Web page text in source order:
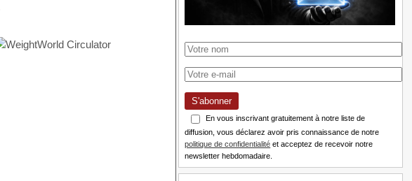
S'abonner
En vous inscrivant gratuitement à notre liste de
diffusion, vous déclarez avoir pris connaissance de notre
politique de confidentialité et acceptez de recevoir notre
newsletter hebdomadaire.